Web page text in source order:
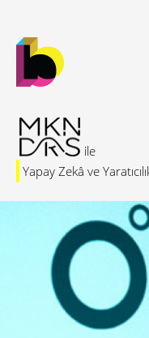
Yapay Zekâ ve